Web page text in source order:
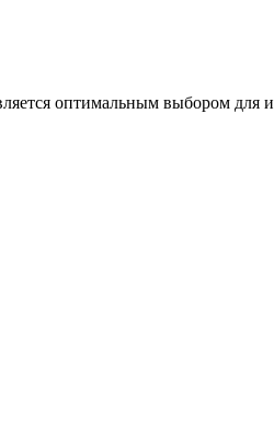
оптимальным выбором для